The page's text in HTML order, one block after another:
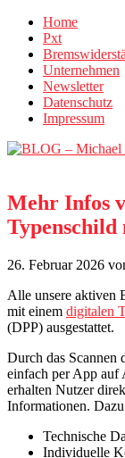
Home
Pxt
Unternehmen
Newsletter
Datenschutz
Impressum
Mehr Infos
Typenschild
26. Februar 2026
Alle unsere aktiven
mit einem digitalen
(DPP) ausgestattet.
Durch das Scannen
einfach per App auf
erhalten Nutzer
Informationen.
Technische
Individuelle